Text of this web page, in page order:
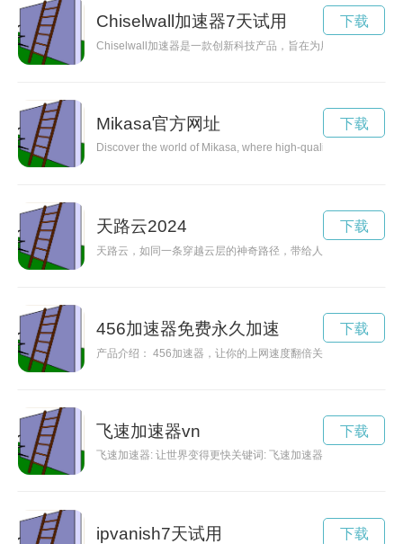
Chiselwall加速器7天试用
Chiselwall加速器是一款创新科技产品，旨在为用户提供更快
下载
Mikasa官方网址
Discover the world of Mikasa, where high-quality
下载
天路云2024
天路云，如同一条穿越云层的神奇路径，带给人们壮丽的景色
下载
456加速器免费永久加速
产品介绍： 456加速器，让你的上网速度翻倍关键词: 456加速
下载
飞速加速器vn
飞速加速器: 让世界变得更快关键词: 飞速加速器，科技，创新
下载
ipvanish7天试用 下载